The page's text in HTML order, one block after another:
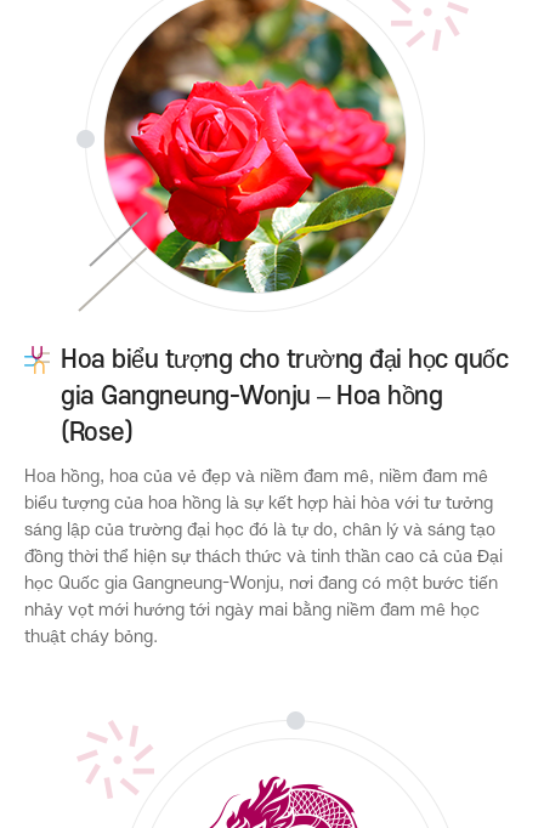
Hoa biểu tượng cho trường đại học quốc
gia Gangneung-Wonju – Hoa hồng
(Rose)
Hoa hồng, hoa của vẻ đẹp và niềm đam mê, niềm đam mê
biểu tượng của hoa hồng là sự kết hợp hài hòa với tư tưởng
sáng lập của trường đại học đó là tự do, chân lý và sáng tạo
đồng thời thể hiện sự thách thức và tinh thần cao cả của Đại
học Quốc gia Gangneung-Wonju, nơi đang có một bước tiến
nhảy vọt mới hướng tới ngày mai bằng niềm đam mê học
thuật cháy bỏng.